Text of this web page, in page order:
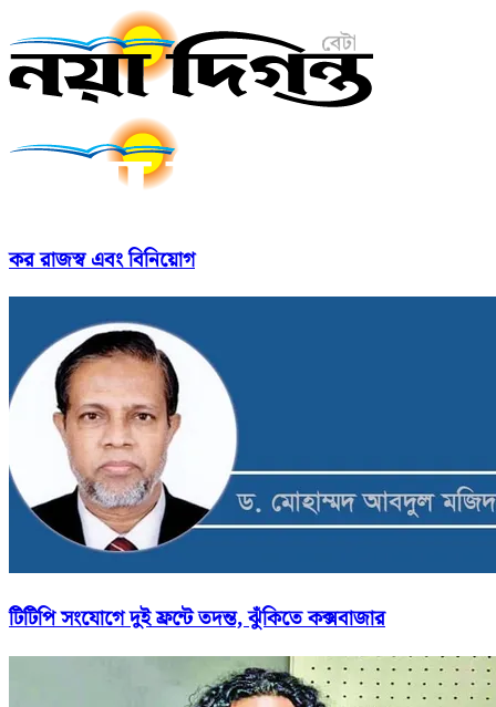
কর রাজস্ব এবং বিনিয়োগ
টিটিপি সংযোগে দুই ফ্রন্টে তদন্ত, ঝুঁকিতে কক্সবাজার